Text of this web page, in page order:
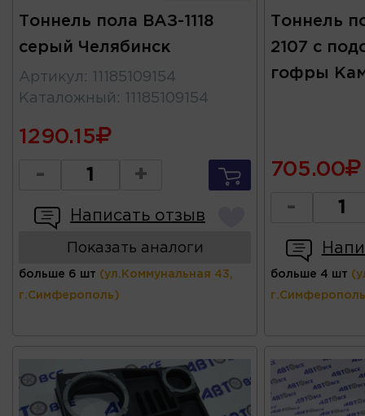
Тоннель пола ВАЗ-1118
серый Челябинск
Артикул :
11185109154
Каталожный : 11185109154
1290.15
- +
Написать отзыв
Показать аналоги
больше 6 шт (ул.Коммунальная 43,
г.Симферополь)
Тоннель
2107 с
гофры
705.00
-
больше 4 шт